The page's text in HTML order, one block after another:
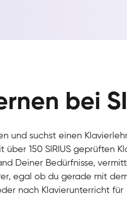
bei
und suchst einen
150 SIRIUS geprüften
Deiner Bedürfnisse,
egal ob du gerade mit
nach Klavierunterricht für